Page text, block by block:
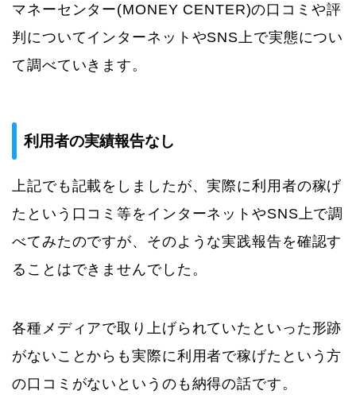
マネーセンター(MONEY CENTER)の口コミや評
判についてインターネットやSNS上で実態につい
て調べていきます。
利用者の実績報告なし
上記でも記載をしましたが、実際に利用者の稼げ
たという口コミ等をインターネットやSNS上で調
べてみたのですが、そのような実践報告を確認す
ることはできませんでした。
各種メディアで取り上げられていたといった形跡
がないことからも実際に利用者で稼げたという方
の口コミがないというのも納得の話です。